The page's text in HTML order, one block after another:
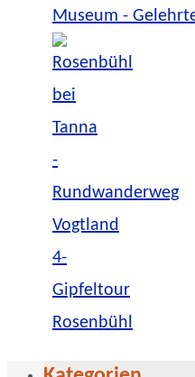
Museum -
Rosenbühl